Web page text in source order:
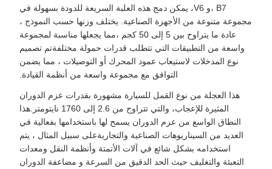
B7 ،و V6، يمكن دمج هذه العلبة السريعة للدودة بسهولة في
مجموعة متنوعة من الأجهزة الصناعية. يختلف وزنها حسب النموذج ،
عادة ما يتراوح بين 5 إلى 50 كجم ،مما يجعلها مناسبة لمجموعة
واسعة من التطبيقات التي تتطلب قدرات حمولة مختلفةتم تصميم
نوع المدخلات لاستيعاب عمود المحرك أو التوصيلات ، مما يضمن
التوافق مع مجموعة واسعة من أنظمة القيادة.
هذا العجلة من نوع القمل للسيارة مشهورة بقدرات عزم الدوران
المثيرة للإعجاب، والتي تتراوح من 2.6 إلى 1760 نايتومتر.هذا
النطاق الواسع من عزم الدوران يسمح لها باستخدامها بفعالية في
العديد من السيناريوهات الصناعية والتجاريةعلى سبيل المثال ، يتم
استخدامه بشكل شائع في آلات الأتمتة وأنظمة النقل ومعدات
التعبئة والتغليف حيث الحد الدقيق من السرعة و مضاعفة الدوران